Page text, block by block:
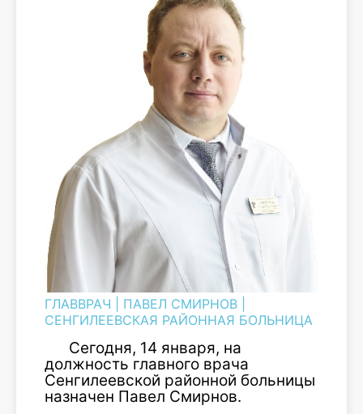
ГЛАВВРАЧ ПАВЕЛ СМИРНОВ
СЕНГИЛЕЕВСКАЯ РАЙОННАЯ БОЛЬНИЦА
Сегодня, 14 января, на
должность главного врача
Сенгилеевской районной больницы
назначен Павел Смирнов.